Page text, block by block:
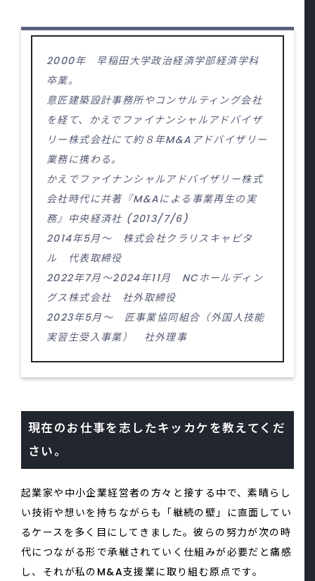
2000年 早稲田大学政治経済学部経済学科
卒業。
意匠建築設計事務所やコンサルティング会社
を経て、かえでファイナンシャルアドバイザ
リー株式会社にて約８年M&Aアドバイザリー
業務に携わる。
かえでファイナンシャルアドバイザリー株式
会社時代に共著『M&Aによる事業再生の実
務』中央経済社 (2013/7/6)
2014年5月～ 株式会社クラリスキャピタ
ル 代表取締役
2022年7月～2024年11月 NCホールディン
グス株式会社 社外取締役
2023年5月～ 匠事業協同組合（外国人技能
実習生受入事業） 社外理事
現在のお仕事を志したキッカケを教えてくだ
さい。
起業家や中小企業経営者の方々と接する中で、素晴らし
い技術や想いを持ちながらも「継続の壁」に直面してい
るケースを多く目にしてきました。彼らの努力が次の時
代につながる形で承継されていく仕組みが必要だと痛感
し、それが私のM&A支援業に取り組む原点です。